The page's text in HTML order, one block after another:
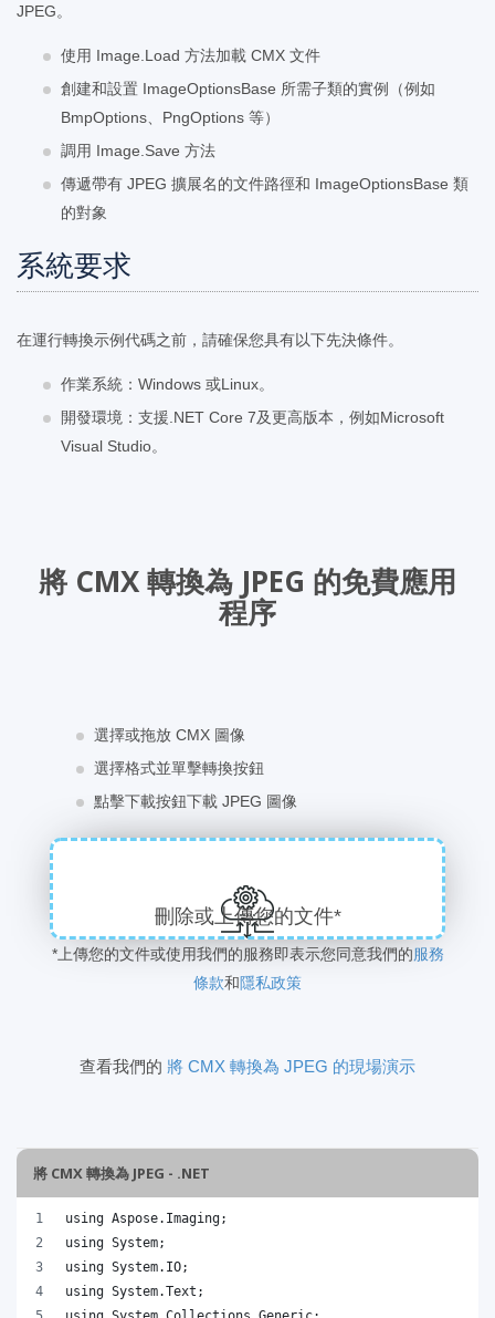
JPEG。
使用 Image.Load 方法加載 CMX 文件
創建和設置 ImageOptionsBase 所需子類的實例（例如
BmpOptions、PngOptions 等）
調用 Image.Save 方法
傳遞帶有 JPEG 擴展名的文件路徑和 ImageOptionsBase 類
的對象
系統要求
在運行轉換示例代碼之前，請確保您具有以下先決條件。
作業系統：Windows 或Linux。
開發環境：支援.NET Core 7及更高版本，例如Microsoft
Visual Studio。
將 CMX 轉換為 JPEG 的免費應用
程序
選擇或拖放 CMX 圖像
選擇格式並單擊轉換按鈕
點擊下載按鈕下載 JPEG 圖像
刪除或上傳您的文件*
*上傳您的文件或使用我們的服務即表示您同意我們的服務
條款和隱私政策
查看我們的 將 CMX 轉換為 JPEG 的現場演示
將 CMX 轉換為 JPEG - .NET